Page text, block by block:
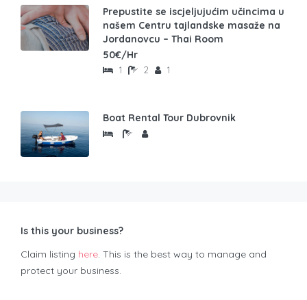
Prepustite se iscjeljujućim učincima u
našem Centru tajlandske masaže na
Jordanovcu – Thai Room
50€/Hr
1 2 1
Boat Rental Tour Dubrovnik
Is this your business?
Claim listing here. This is the best way to manage and
protect your business.